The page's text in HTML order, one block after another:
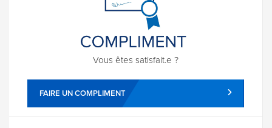
Vous êtes satisfait.e ?
FAIRE UN COMPLIMENT